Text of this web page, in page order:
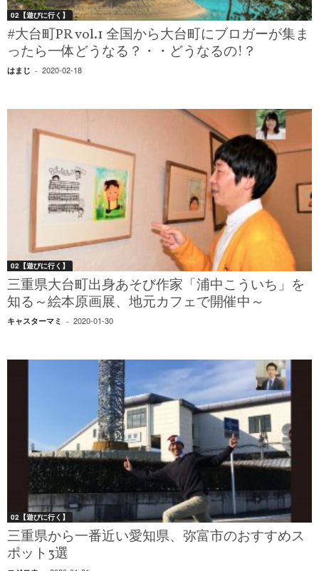
02【遊びに行く】
#大台町PR vol.1 全国から大台町にブロガーが集ま
ったら一体どうなる？・・どうなるの!？
はまじ - 2020-02-18
02【遊びに行く】
三重県大台町出身あそび作家「浦中こういち」を
知る～絵本原画展、地元カフェで開催中～
キャスターマミ - 2020-01-30
02【遊びに行く】
三重県から一番近い愛知県、弥富市のおすすめス
ポット3選